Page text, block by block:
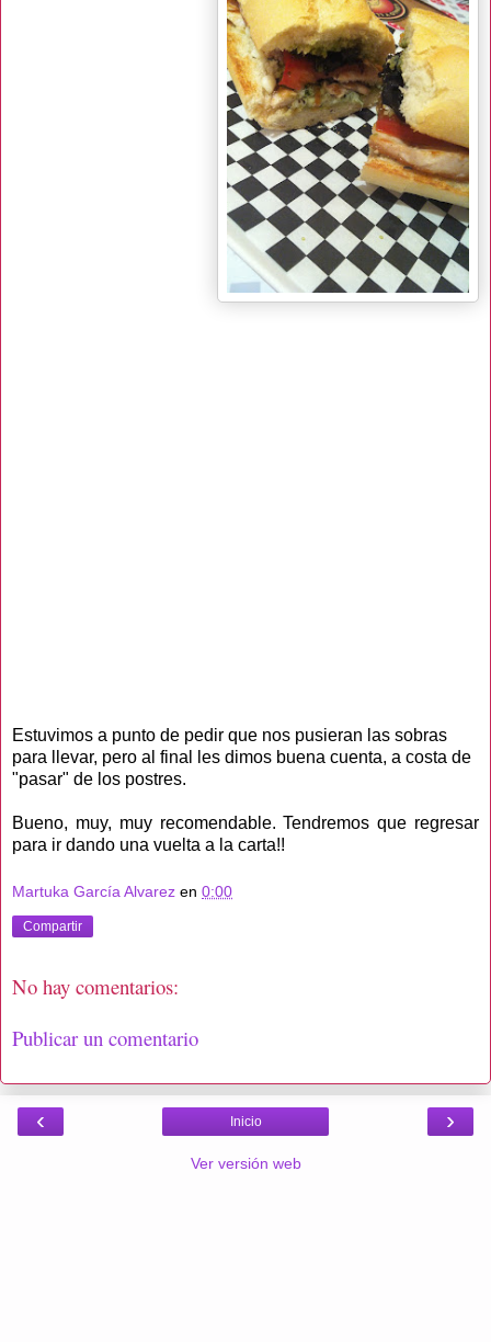
Estuvimos a punto de pedir que nos pusieran las sobras
para llevar, pero al final les dimos buena cuenta, a costa de
"pasar" de los postres.
Bueno, muy, muy recomendable. Tendremos que regresar
para ir dando una vuelta a la carta!!
Martuka García Alvarez en 0:00
Compartir
No hay comentarios:
Publicar un comentario
‹ ›
Inicio
Ver versión web